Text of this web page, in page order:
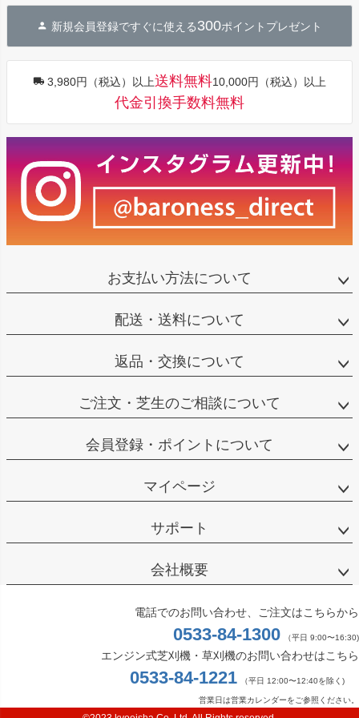
へ
新規会員登録ですぐに使える300ポイントプレゼント
3,980円（税込）以上送料無料10,000円（税込）以上
代金引換手数料無料
お支払い方法について
配送・送料について
返品・交換について
ご注文・芝生のご相談について
会員登録・ポイントについて
マイページ
サポート
会社概要
電話でのお問い合わせ、ご注文はこちらから
0533-84-1300 （平日 9:00〜16:30)
エンジン式芝刈機・草刈機のお問い合わせはこちら
0533-84-1221 （平日 12:00〜12:40を除く)
営業日は営業カレンダーをご参照ください。